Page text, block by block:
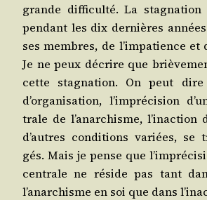
grande dif­fi­cul­té. La stag­na­tion
pen­dant les dix der­nières
ses membres, de l’impatience et
Je ne peux décrire que
cette stag­na­tion. On peut
d’organisation, l’imprécision
trale de l’anarchisme, l’inaction
d’autres condi­tions variées, se
gés. Mais je pense que
cen­trale ne réside pas tant
l’anarchisme en soi que dans